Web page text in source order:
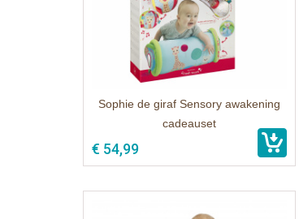
Sophie de giraf Sensory awakening
cadeauset
€ 54,99